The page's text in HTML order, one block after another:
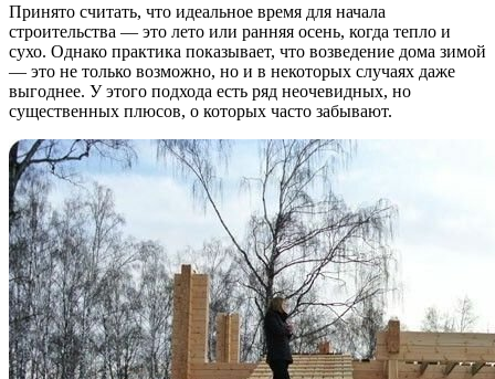
Принято считать, что идеальное время для начала
строительства — это лето или ранняя осень, когда тепло и
сухо. Однако практика показывает, что возведение дома зимой
— это не только возможно, но и в некоторых случаях даже
выгоднее. У этого подхода есть ряд неочевидных, но
существенных плюсов, о которых часто забывают.